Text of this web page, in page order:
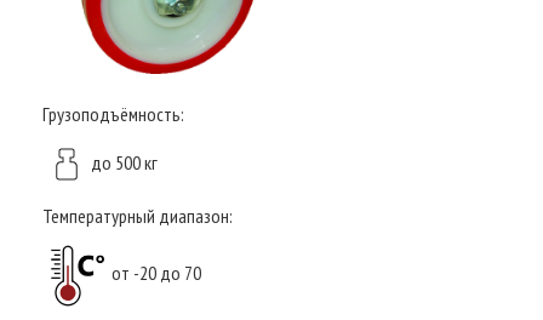
Грузоподъёмность:
до 500 кг
Температурный диапазон:
от -20 до 70